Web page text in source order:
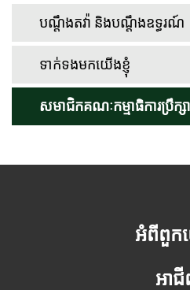
បណ្តឹងតវ៉ា និងបណ្តឹងឧទ្ធរណ៍
ទាក់ទងមកយើងខ្ញុំ
សមាជិកគណៈកម្មាធិការប្រឹក្សា
អំពីពួក
អាជី